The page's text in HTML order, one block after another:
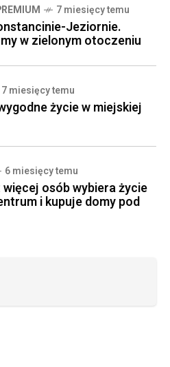
7 miesięcy temu
Jeziornie.
w zielonym otoczeniu
7 miesięcy temu
życie w miejskiej
6 miesięcy temu
osób wybiera życie
i kupuje domy pod